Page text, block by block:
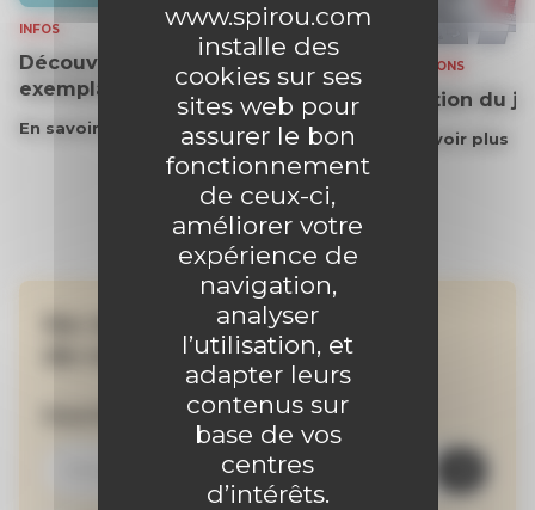
www.spirou.com
installe des
cookies sur ses
sites web pour
assurer le bon
fonctionnement
de ceux-ci,
améliorer votre
expérience de
navigation,
analyser
l’utilisation, et
adapter leurs
contenus sur
base de vos
centres
d’intérêts.
INFOS
Découvrez gratuitement un
exemplaire du journal !
En savoir plus
SOLUTIONS
Solution du
En savoir plus
Ne manquez aucune
de nos actualités !
Inscrivez-vous à la newsletter